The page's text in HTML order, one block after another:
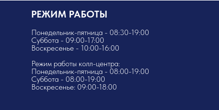
РЕЖИМ РАБОТЫ
Понедельник-пятница - 08:30-19:00
Суббота - 09:00-17:00
Воскресенье - 10:00-16:00
Режим работы колл-центра:
Понедельник-пятница - 08:00-19:00
Суббота - 08:00-19:00
Воскресенье: 09:00-18:00